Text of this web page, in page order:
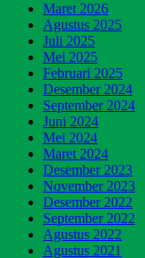
Maret 2026
Agustus 2025
Juli 2025
Mei 2025
Februari 2025
Desember 2024
September 2024
Juni 2024
Mei 2024
Maret 2024
Desember 2023
November 2023
Desember 2022
September 2022
Agustus 2022
Agustus 2021